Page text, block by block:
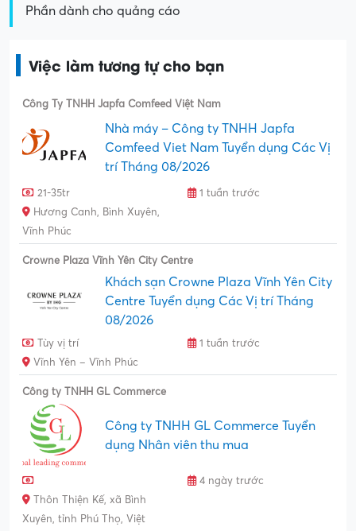
Phần dành cho quảng cáo
Việc làm tương tự cho bạn
Công Ty TNHH Japfa Comfeed Việt Nam
Nhà máy – Công ty TNHH Japfa
Comfeed Viet Nam Tuyển dụng Các Vị
trí Tháng 08/2026
21-35tr
1 tuần trước
Hương Canh, Bình Xuyên,
Vĩnh Phúc
Crowne Plaza Vĩnh Yên City Centre
Khách sạn Crowne Plaza Vĩnh Yên City
Centre Tuyển dụng Các Vị trí Tháng
08/2026
Tùy vị trí
1 tuần trước
Vĩnh Yên – Vĩnh Phúc
Công ty TNHH GL Commerce
Công ty TNHH GL Commerce Tuyển
dụng Nhân viên thu mua
4 ngày trước
Thôn Thiện Kế, xã Bình
Xuyên, tỉnh Phú Thọ, Việt